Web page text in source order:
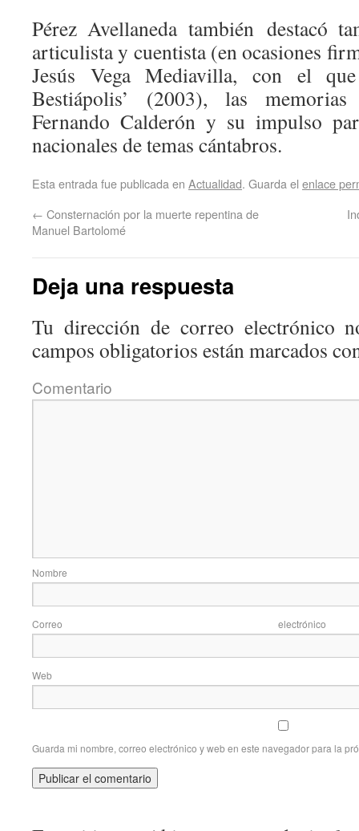
Pérez Avellaneda también destacó
articulista y cuentista (en ocasiones
Jesús Vega Mediavilla, con el
Bestiápolis’ (2003), las
Fernando Calderón y su impulso
nacionales de temas cántabros.
Esta entrada fue publicada en Actualidad. Guarda el enlace
← Consternación por la muerte repentina de
Manuel Bartolomé
Deja una respuesta
Tu dirección de correo electrónico
campos obligatorios están marcados
Correo
Web
Guarda mi nombre, correo electrónico y web en este navegador para la